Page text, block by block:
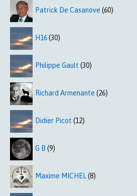
Patrick De Casanove (60)
H16(30)
Philippe Gault (30)
Richard Armenante (26)
Didier Picot (12)
G B (9)
Maxime MICHEL(8)